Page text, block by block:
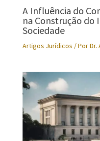
A Influência do
na Construção do
Sociedade
Artigos Jurídicos / PorDr.